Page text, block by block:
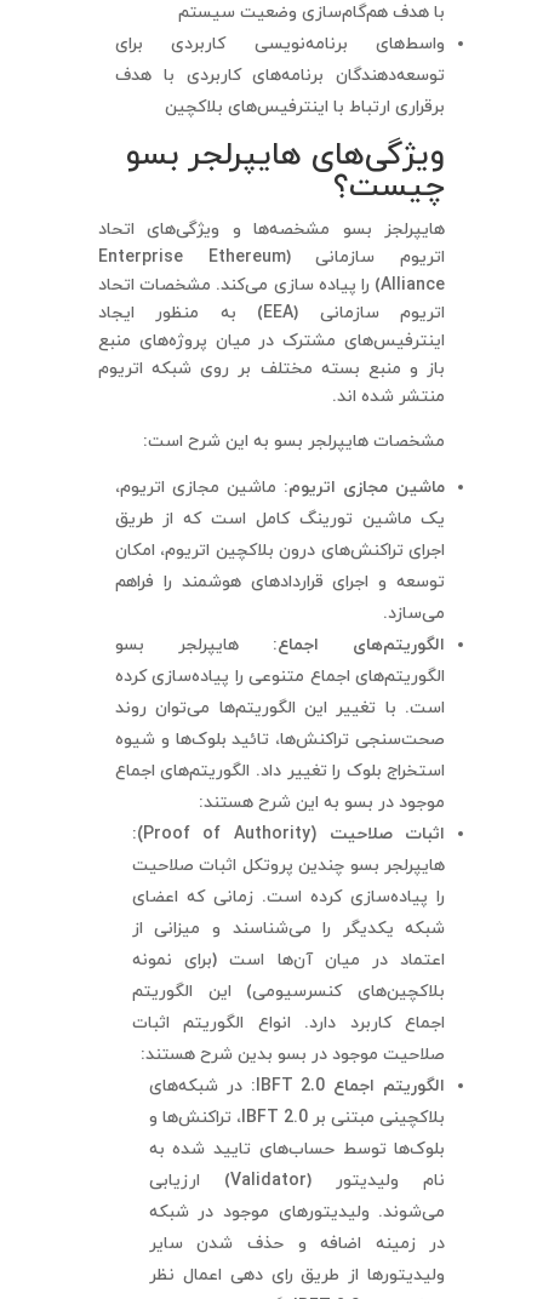
با هدف هم‌گام‌سازی وضعیت سیستم
واسط‌های برنامه‌نویسی کاربردی برای
توسعه‌دهندگان برنامه‌های کاربردی با هدف
برقراری ارتباط با اینترفیس‌های بلاکچین
ویژگی‌های هایپرلجر بسو
چیست؟
هایپرلجز بسو مشخصه‌ها و ویژگی‌های اتحاد
اتریوم سازمانی (Enterprise Ethereum
Alliance) را پیاده سازی می‌کند. مشخصات اتحاد
اتریوم سازمانی (EEA) به منظور ایجاد
اینترفیس‌های مشترک در میان پروژه‌های منبع
باز و منبع بسته مختلف بر روی شبکه اتریوم
منتشر شده اند.
مشخصات هایپرلجر بسو به این شرح است:
ماشین مجازی اتریوم: ماشین مجازی اتریوم،
یک ماشین تورینگ کامل است که از طریق
اجرای تراکنش‌های درون بلاکچین اتریوم، امکان
توسعه و اجرای قراردادهای هوشمند را فراهم
می‌سازد.
الگوریتم‌های اجماع:هایپرلجر بسو
الگوریتم‌های اجماع متنوعی را پیاده‌سازی کرده
است. با تغییر این الگوریتم‌ها می‌توان روند
صحت‌سنجی تراکنش‌ها، تائید بلوک‌ها و شیوه
استخراج بلوک را تغییر داد. الگوریتم‌های اجماع
موجود در بسو به این شرح هستند:
اثبات صلاحیت (Proof of Authority
):
هایپرلجر بسو چندین پروتکل اثبات صلاحیت
را پیاده‌سازی کرده است. زمانی که اعضای
شبکه یکدیگر را می‌شناسند و میزانی از
اعتماد در میان آن‌ها است (برای نمونه
بلاکچین‌های کنسرسیومی) این الگوریتم
اجماع کاربرد دارد. انواع الگوریتم اثبات
صلاحیت موجود در بسو بدین شرح هستند:
الگوریتم اجماع IBFT 2.0
: در شبکه‌های
بلاکچینی مبتنی بر IBFT 2.0، تراکنش‌ها و
بلوک‌ها توسط حساب‌های تایید شده به
نام ولیدیتور (Validator) ارزیابی
می‌شوند. ولیدیتورهای موجود در شبکه
در زمینه اضافه و حذف شدن سایر
ولیدیتورها از طریق رای دهی اعمال نظر